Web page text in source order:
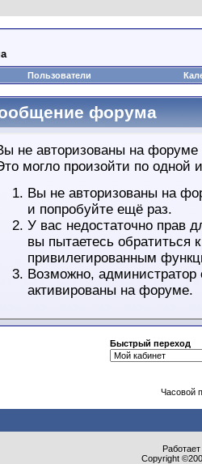
Пользователи
форума
не авторизованы на форуме
могло произойти по одной
Вы не авторизованы на
и попробуйте ещё раз.
У вас недостаточно прав
вы пытаетесь обратиться
привилегированным
Возможно,
активированы на форуме.
Быстрый переход
Часовой
Copyright